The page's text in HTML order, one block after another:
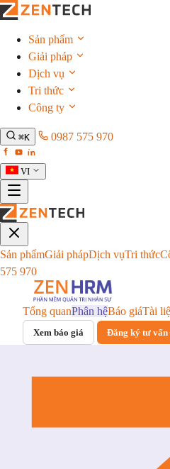
Sản phẩm
Giải pháp
Dịch vụ
Tri thức
Công ty
⌘K 0987 575 970
VI
Sản phẩmGiải phápDịch vụTri thức
575 970
Tổng quanPhân hệBáo giáTài
Xem báo giá Đăng ký tư vấn